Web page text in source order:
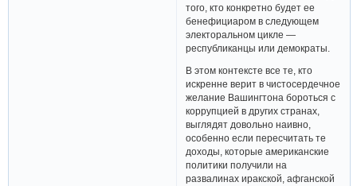
того, кто конкретно будет ее
бенефициаром в следующем
электоральном цикле —
республиканцы или демократы.
В этом контексте все те, кто
искренне верит в чистосердечное
желание Вашингтона бороться с
коррупцией в других странах,
выглядят довольно наивно,
особенно если пересчитать те
доходы, которые американские
политики получили на
развалинах иракской, афганской